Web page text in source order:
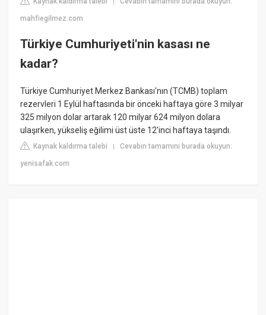
mahfiegilmez.com
Türkiye Cumhuriyeti'nin kasası ne
kadar?
Türkiye Cumhuriyet Merkez Bankası'nın (TCMB) toplam
rezervleri 1 Eylül haftasında bir önceki haftaya göre 3 milyar
325 milyon dolar artarak 120 milyar 624 milyon dolara
ulaşırken, yükseliş eğilimi üst üste 12'inci haftaya taşındı.
Kaynak kaldırma talebi |Cevabın tamamını burada okuyun:
yenisafak.com